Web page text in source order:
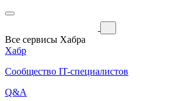
Все сервисы Хабра
Хабр
Сообщество IT-специалистов
Q&A